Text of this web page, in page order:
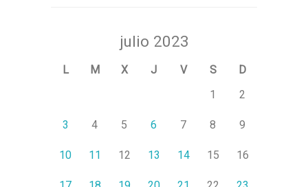
julio 2023
L M X J V S
D
1
2
3 4 5 6 7 8 9
10 11 12 13 14 15 16